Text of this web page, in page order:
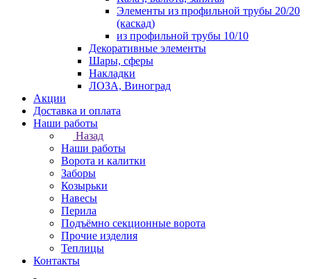
Элементы из профильной трубы 20/20
(каскад)
из профильной трубы 10/10
Декоративные элементы
Шары, сферы
Накладки
ЛОЗА, Виноград
Акции
Доставка и оплата
Наши работы
Назад
Наши работы
Ворота и калитки
Заборы
Козырьки
Навесы
Перила
Подъёмно секционные ворота
Прочие изделия
Теплицы
Контакты